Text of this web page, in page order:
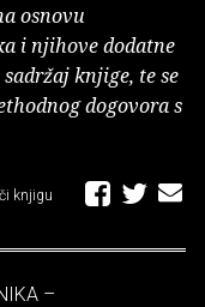
osnovu
i njihove dodatne
knjige, te se
dogovora s
knjigu
–